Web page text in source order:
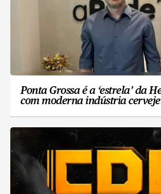
Ponta Grossa é a ‘estrela’ da
com moderna indústria